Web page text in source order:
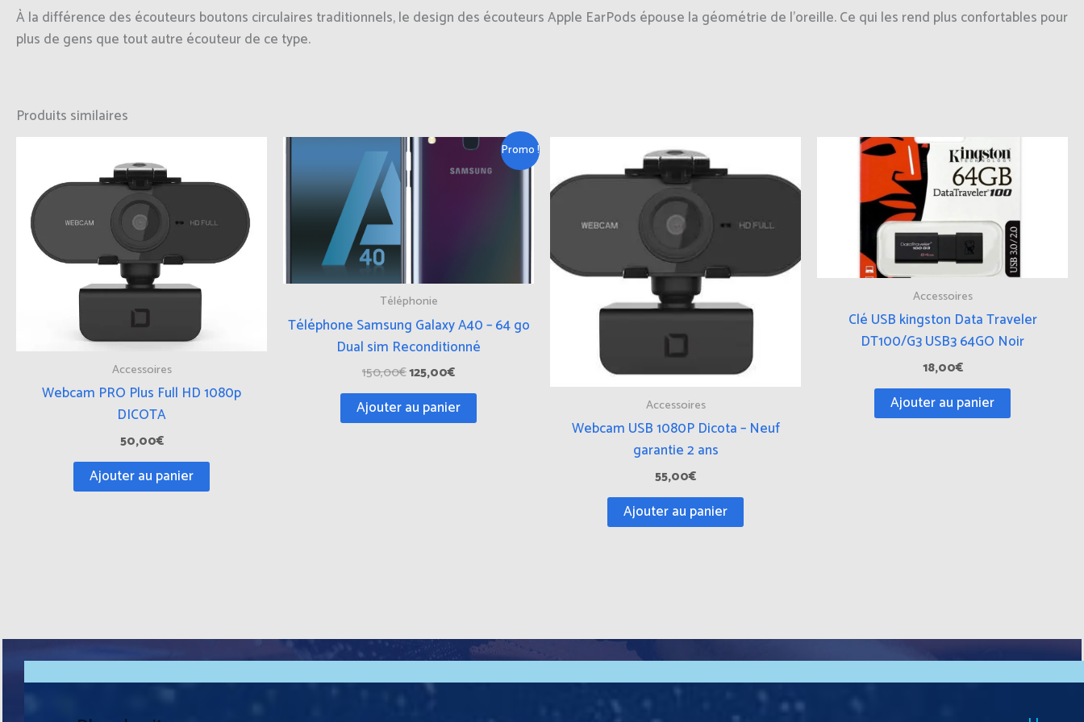
À la différence des écouteurs boutons circulaires traditionnels, le design des écouteurs Apple EarPods épouse la géométrie de l’oreille. Ce qui les rend plus confortables pour
plus de gens que tout autre écouteur de ce type.
Produits similaires
Accessoires
Webcam PRO Plus Full HD 1080p
DICOTA
50,00€
Ajouter au panier
Promo !
Téléphonie
Téléphone Samsung Galaxy A40 – 64 go
Dual sim Reconditionné
150,00€
prix
initial
était :
125,00€
Le
actuel
Ajouter au panier Accessoires
Webcam USB 1080P Dicota – Neuf
garantie 2 ans
55,00€
Ajouter au panier
Accessoires
Clé USB kingston Data Traveler
DT100/G3 USB3 64GO Noir
18,00€
Ajouter au panier